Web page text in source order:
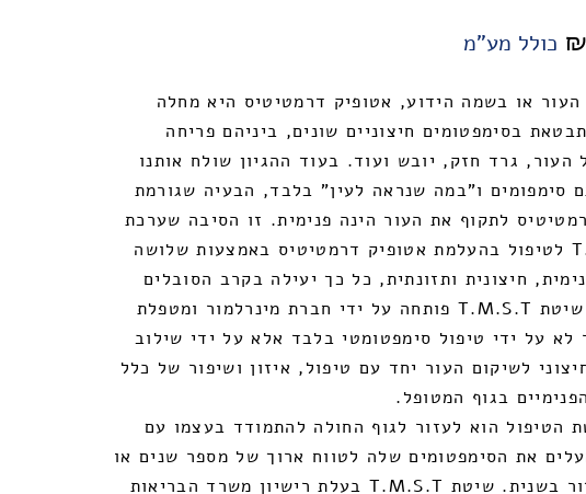
₪ כולל מע"מ
או בשמה הידוע, אטופיק דרמטיטיס היא מחלה
בסימפטומים חיצוניים שונים, ביניהם פריחה
גרד חזק, יובש ועוד. בעוד ההגיון שולח אותנו
סימפומים ו”במה שנראה לעין” בלבד, הבעיה שגורמת
לתקוף את העור הינה פנימית. זו הסיבה שערכת
ה- T.M.S.T לטיפול בהעלמת אטופיק דרמטיטיס באמצעות שלושה
חיצונית ותזונתית, כל כך יעילה בקרב הסובלים
ממחלה זו. שיטת T.M.S.T פותחה על ידי חברת מינרלמור ומטפלת
לא על ידי טיפול סימפטומטי בלבד אלא על ידי שילוב
לשיקום העור יחד עם טיפול, איזון ושיפור של כלל
בגוף המטופל.
הטיפול הוא לעזור לגוף החולה להתמודד בעצמו עם
את הסימפטומים שלה לטווח ארוך של מספר שנים או
מבלי שתחזור בשנית. שיטת T.M.S.T בעלת רישיון משרד הבריאות